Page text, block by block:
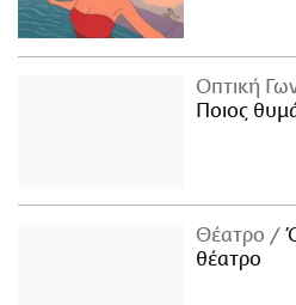
Οπτική
Ποιος
Θέατρο
θέατρο